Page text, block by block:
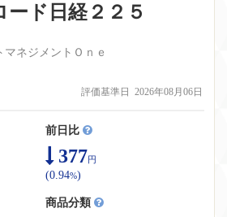
ド日経２２５
ネジメントＯｎｅ
評価基準日 2026年08月06日
前日比
377円
(0.94%)
商品分類